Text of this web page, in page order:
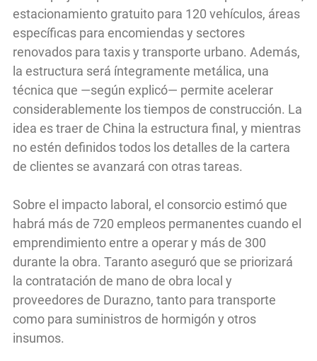
estacionamiento gratuito para 120 vehículos, áreas
específicas para encomiendas y sectores
renovados para taxis y transporte urbano. Además,
la estructura será íntegramente metálica, una
técnica que —según explicó— permite acelerar
considerablemente los tiempos de construcción. La
idea es traer de China la estructura final, y mientras
no estén definidos todos los detalles de la cartera
de clientes se avanzará con otras tareas.
Sobre el impacto laboral, el consorcio estimó que
habrá más de 720 empleos permanentes cuando el
emprendimiento entre a operar y más de 300
durante la obra. Taranto aseguró que se priorizará
la contratación de mano de obra local y
proveedores de Durazno, tanto para transporte
como para suministros de hormigón y otros
insumos.